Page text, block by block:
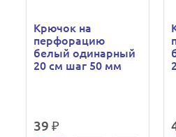
Крючок на
перфорацию
белый одинарный
20 см шаг 50 мм
39 ₽